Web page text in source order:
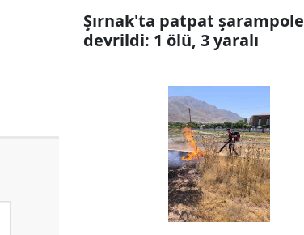
Şırnak'ta patpat şarampole
devrildi: 1 ölü, 3 yaralı